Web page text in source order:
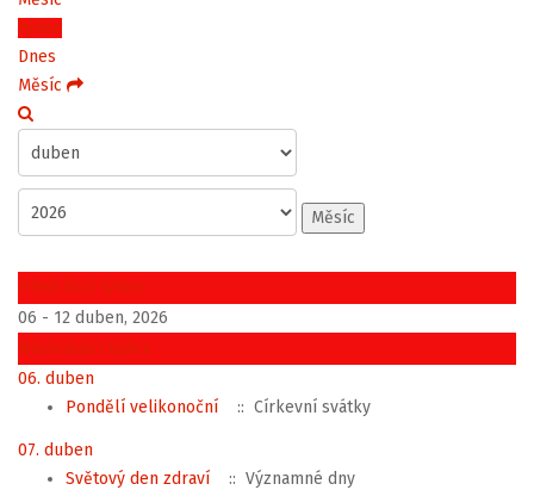
Týden
Dnes
Měsíc
Měsíc
Předchozí týden
06 - 12 duben, 2026
Následující týden
06. duben
Pondělí velikonoční
:: Církevní svátky
07. duben
Světový den zdraví
:: Významné dny